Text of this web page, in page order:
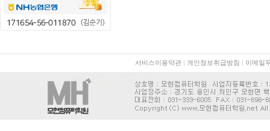
서비스이용약관 | 개인정보취급방침 | 이메일